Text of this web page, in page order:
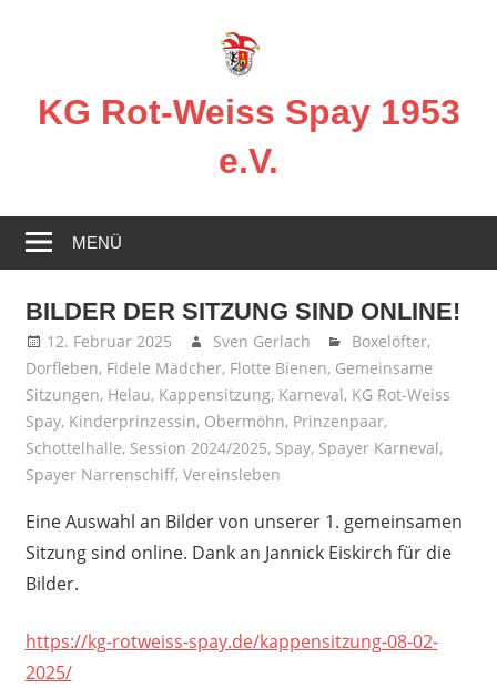
KG Rot-Weiss Spay 1953
e.V.
in
Spay!
MENÜ
BILDER DER SITZUNG SIND ONLINE!
12. Februar 2025 Sven Gerlach Boxelöfter,
Dorfleben, Fidele Mädcher, Flotte Bienen, Gemeinsame
Sitzungen, Helau, Kappensitzung, Karneval, KG Rot-Weiss
Spay, Kinderprinzessin, Obermöhn, Prinzenpaar,
Schottelhalle, Session 2024/2025, Spay, Spayer Karneval,
Spayer Narrenschiff, Vereinsleben
Eine Auswahl an Bilder von unserer 1. gemeinsamen
Sitzung sind online. Dank an Jannick Eiskirch für die
Bilder.
https://kg-rotweiss-spay.de/kappensitzung-08-02-
2025/